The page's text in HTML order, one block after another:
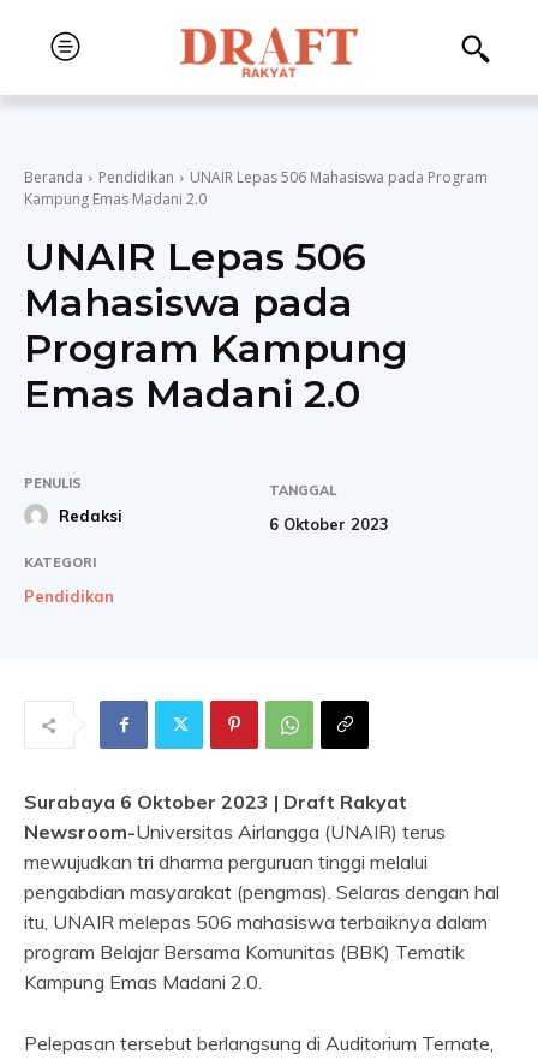
Beranda Pendidikan
UNAIR Lepas 506 Mahasiswa pada Program
Kampung Emas Madani 2.0
UNAIR Lepas 506
Mahasiswa pada
Program Kampung
Emas Madani 2.0
PENULIS
Redaksi
TANGGAL
6 Oktober 2023
KATEGORI
Pendidikan
Surabaya 6 Oktober 2023 | Draft Rakyat
Newsroom-Universitas Airlangga (UNAIR) terus
mewujudkan tri dharma perguruan tinggi melalui
pengabdian masyarakat (pengmas). Selaras dengan hal
itu, UNAIR melepas 506 mahasiswa terbaiknya dalam
program Belajar Bersama Komunitas (BBK) Tematik
Kampung Emas Madani 2.0.
Pelepasan tersebut berlangsung di Auditorium Ternate,